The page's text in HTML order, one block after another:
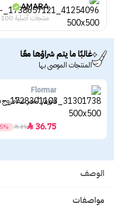
AMARA
منتجات أصلية 100%
غالبًا ما يتم شراؤها معًا
المنتجات الموصى بها
Flormar
فلورمار أحمر شفاه
36.75

49

الوصف
مواصفات